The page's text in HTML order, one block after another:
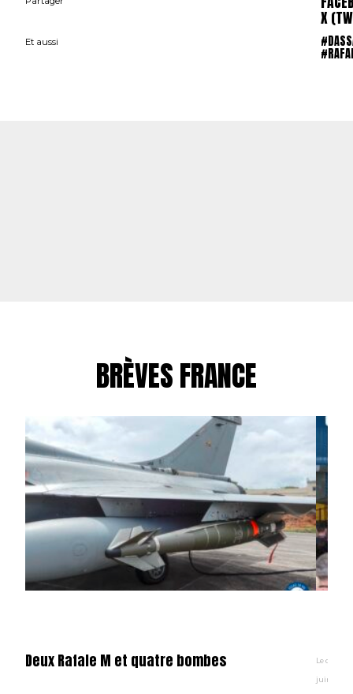
X
Et aussi
BRÈVES FRANCE
Deux Rafale M et quatre bombes Le
juin